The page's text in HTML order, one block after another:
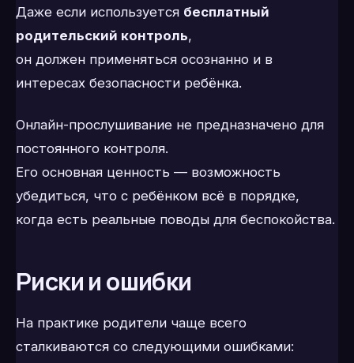
Даже если используется бесплатный
родительский контроль,
он должен применяться осознанно и в
интересах безопасности ребёнка.
Онлайн-прослушивание не предназначено для
постоянного контроля.
Его основная ценность — возможность
убедиться, что с ребёнком всё в порядке,
когда есть реальные поводы для беспокойства.
Риски и ошибки
На практике родители чаще всего
сталкиваются со следующими ошибками: